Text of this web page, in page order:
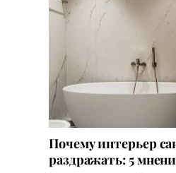
Почему интерьер
раздражать: 5